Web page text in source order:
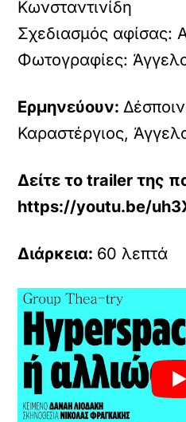
Κωνσταντινίδη
Σχεδιασμός αφίσας:
Φωτογραφίες:
Ερμηνεύουν:
Καραστέργιος,
Δείτε το trailer της
https://youtu.be/
Διάρκεια: 60 λεπτά